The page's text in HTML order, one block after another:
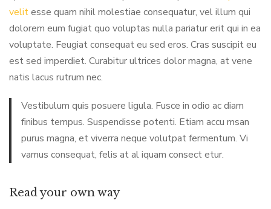
velitesse quam nihil molestiae consequatur, vel illum qui
dolorem eum fugiat quo voluptas nulla pariatur erit qui in ea
voluptate. Feugiat consequat eu sed eros. Cras suscipit eu
est sed imperdiet. Curabitur ultrices dolor magna, at vene
natis lacus rutrum nec.
Vestibulum quis posuere ligula. Fusce in odio ac diam
finibus tempus. Suspendisse potenti. Etiam accu msan
purus magna, et viverra neque volutpat fermentum. Vi
vamus consequat, felis at al iquam consect etur.
Read your own way